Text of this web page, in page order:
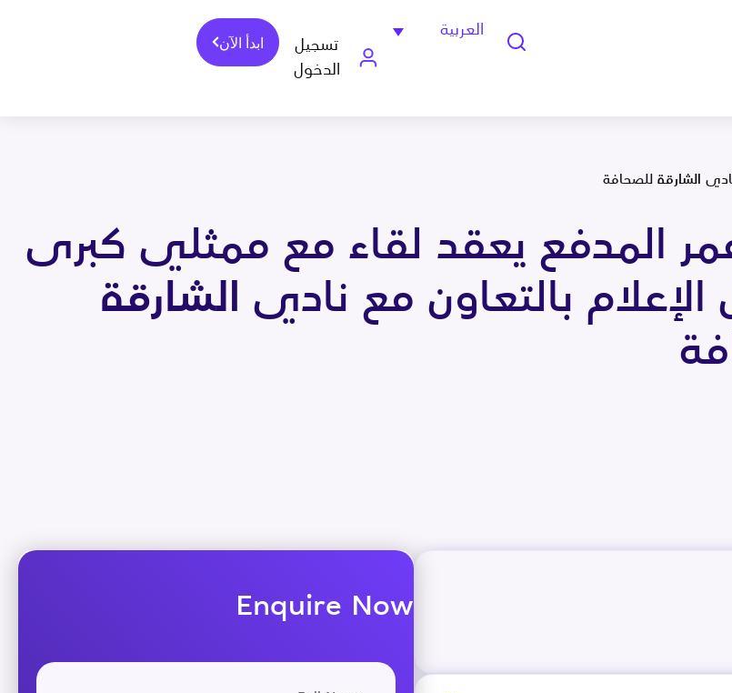
العربية
تسجيل
الدخول
ابدأ الآن
الشارقة للصحافة
المدفع يعقد لقاء مع ممثلي كبرى
بالتعاون مع نادي الشارقة
Enquire Now